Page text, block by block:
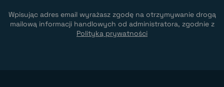
Wpisując adres email wyrażasz zgodę na otrzymywanie drogą
mailową informacji handlowych od administratora, zgodnie z
Polityką prywatności